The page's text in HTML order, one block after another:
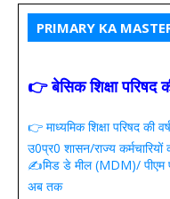
PRIMARY KA
👉 बेसिक शिक्षा परिषद
👉 माध्यमिक शिक्षा परिषद की
उ0प्र0 शासन/राज्य
✍️मिड डे मील (MDM)/ पीएम
अब तक